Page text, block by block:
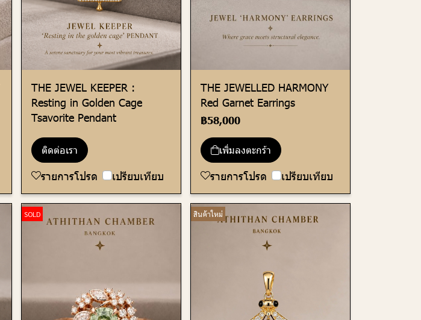
THE JEWEL KEEPER :
Resting in Golden Cage
Tsavorite Pendant
ติดต่อเรา
รายการโปรด เปรียบเทียบ
THE JEWELLED HARMONY
Red Garnet Earrings
฿58,000
เพิ่มลงตะกร้า
รายการโปรด เปรียบเทียบ
SOLD สินค้าใหม่